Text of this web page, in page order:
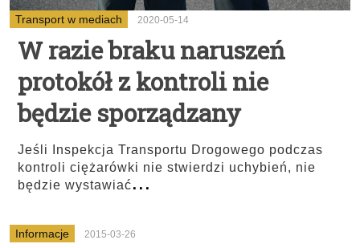
Transport w mediach 2020-05-14
W razie braku naruszeń
protokół z kontroli nie
będzie sporządzany
Jeśli Inspekcja Transportu Drogowego podczas
kontroli ciężarówki nie stwierdzi uchybień, nie
będzie wystawiać...
Informacje 2015-03-26